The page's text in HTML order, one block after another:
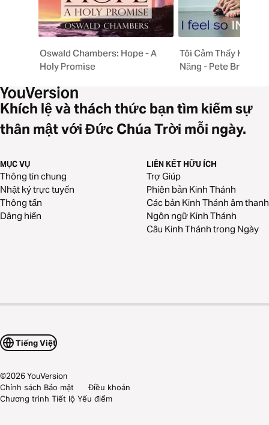
Oswald Chambers: Hope - A
Holy Promise
Tôi Cảm Thấy Không
Năng - Pete Briscoe
Khích lệ và thách thức bạn tìm kiếm sự
thân mật với Đức Chúa Trời mỗi ngày.
MỤC VỤ
Thông tin chung
Nhật ký trực tuyến
Thông tấn
Dâng hiến
LIÊN KẾT HỮU ÍCH
Trợ Giúp
Phiên bản Kinh Thánh
Các bản Kinh Thánh âm thanh
Ngôn ngữ Kinh Thánh
Câu Kinh Thánh trong Ngày
Tiếng Việt
©2026YouVersion
Chính sách Bảo mật
Điều khoản
Chương trình Tiết lộ Yếu điểm